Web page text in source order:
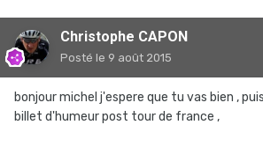
Christophe CAPON
Posté le 9 août 2015
bonjour michel j'espere que tu vas bien ,
billet d'humeur post tour de france ,